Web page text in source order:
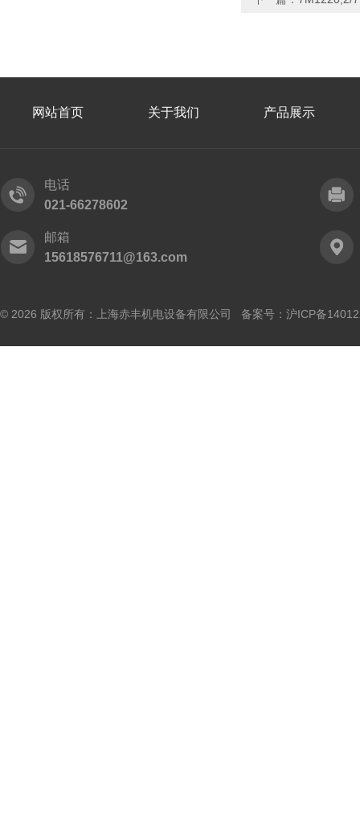
网站首页 关于我们 产品展示
电话
021-66278602
邮箱
15618576711@163.com
© 2026 版权所有：上海赤丰机电设备有限公司 备案号： 沪ICP备